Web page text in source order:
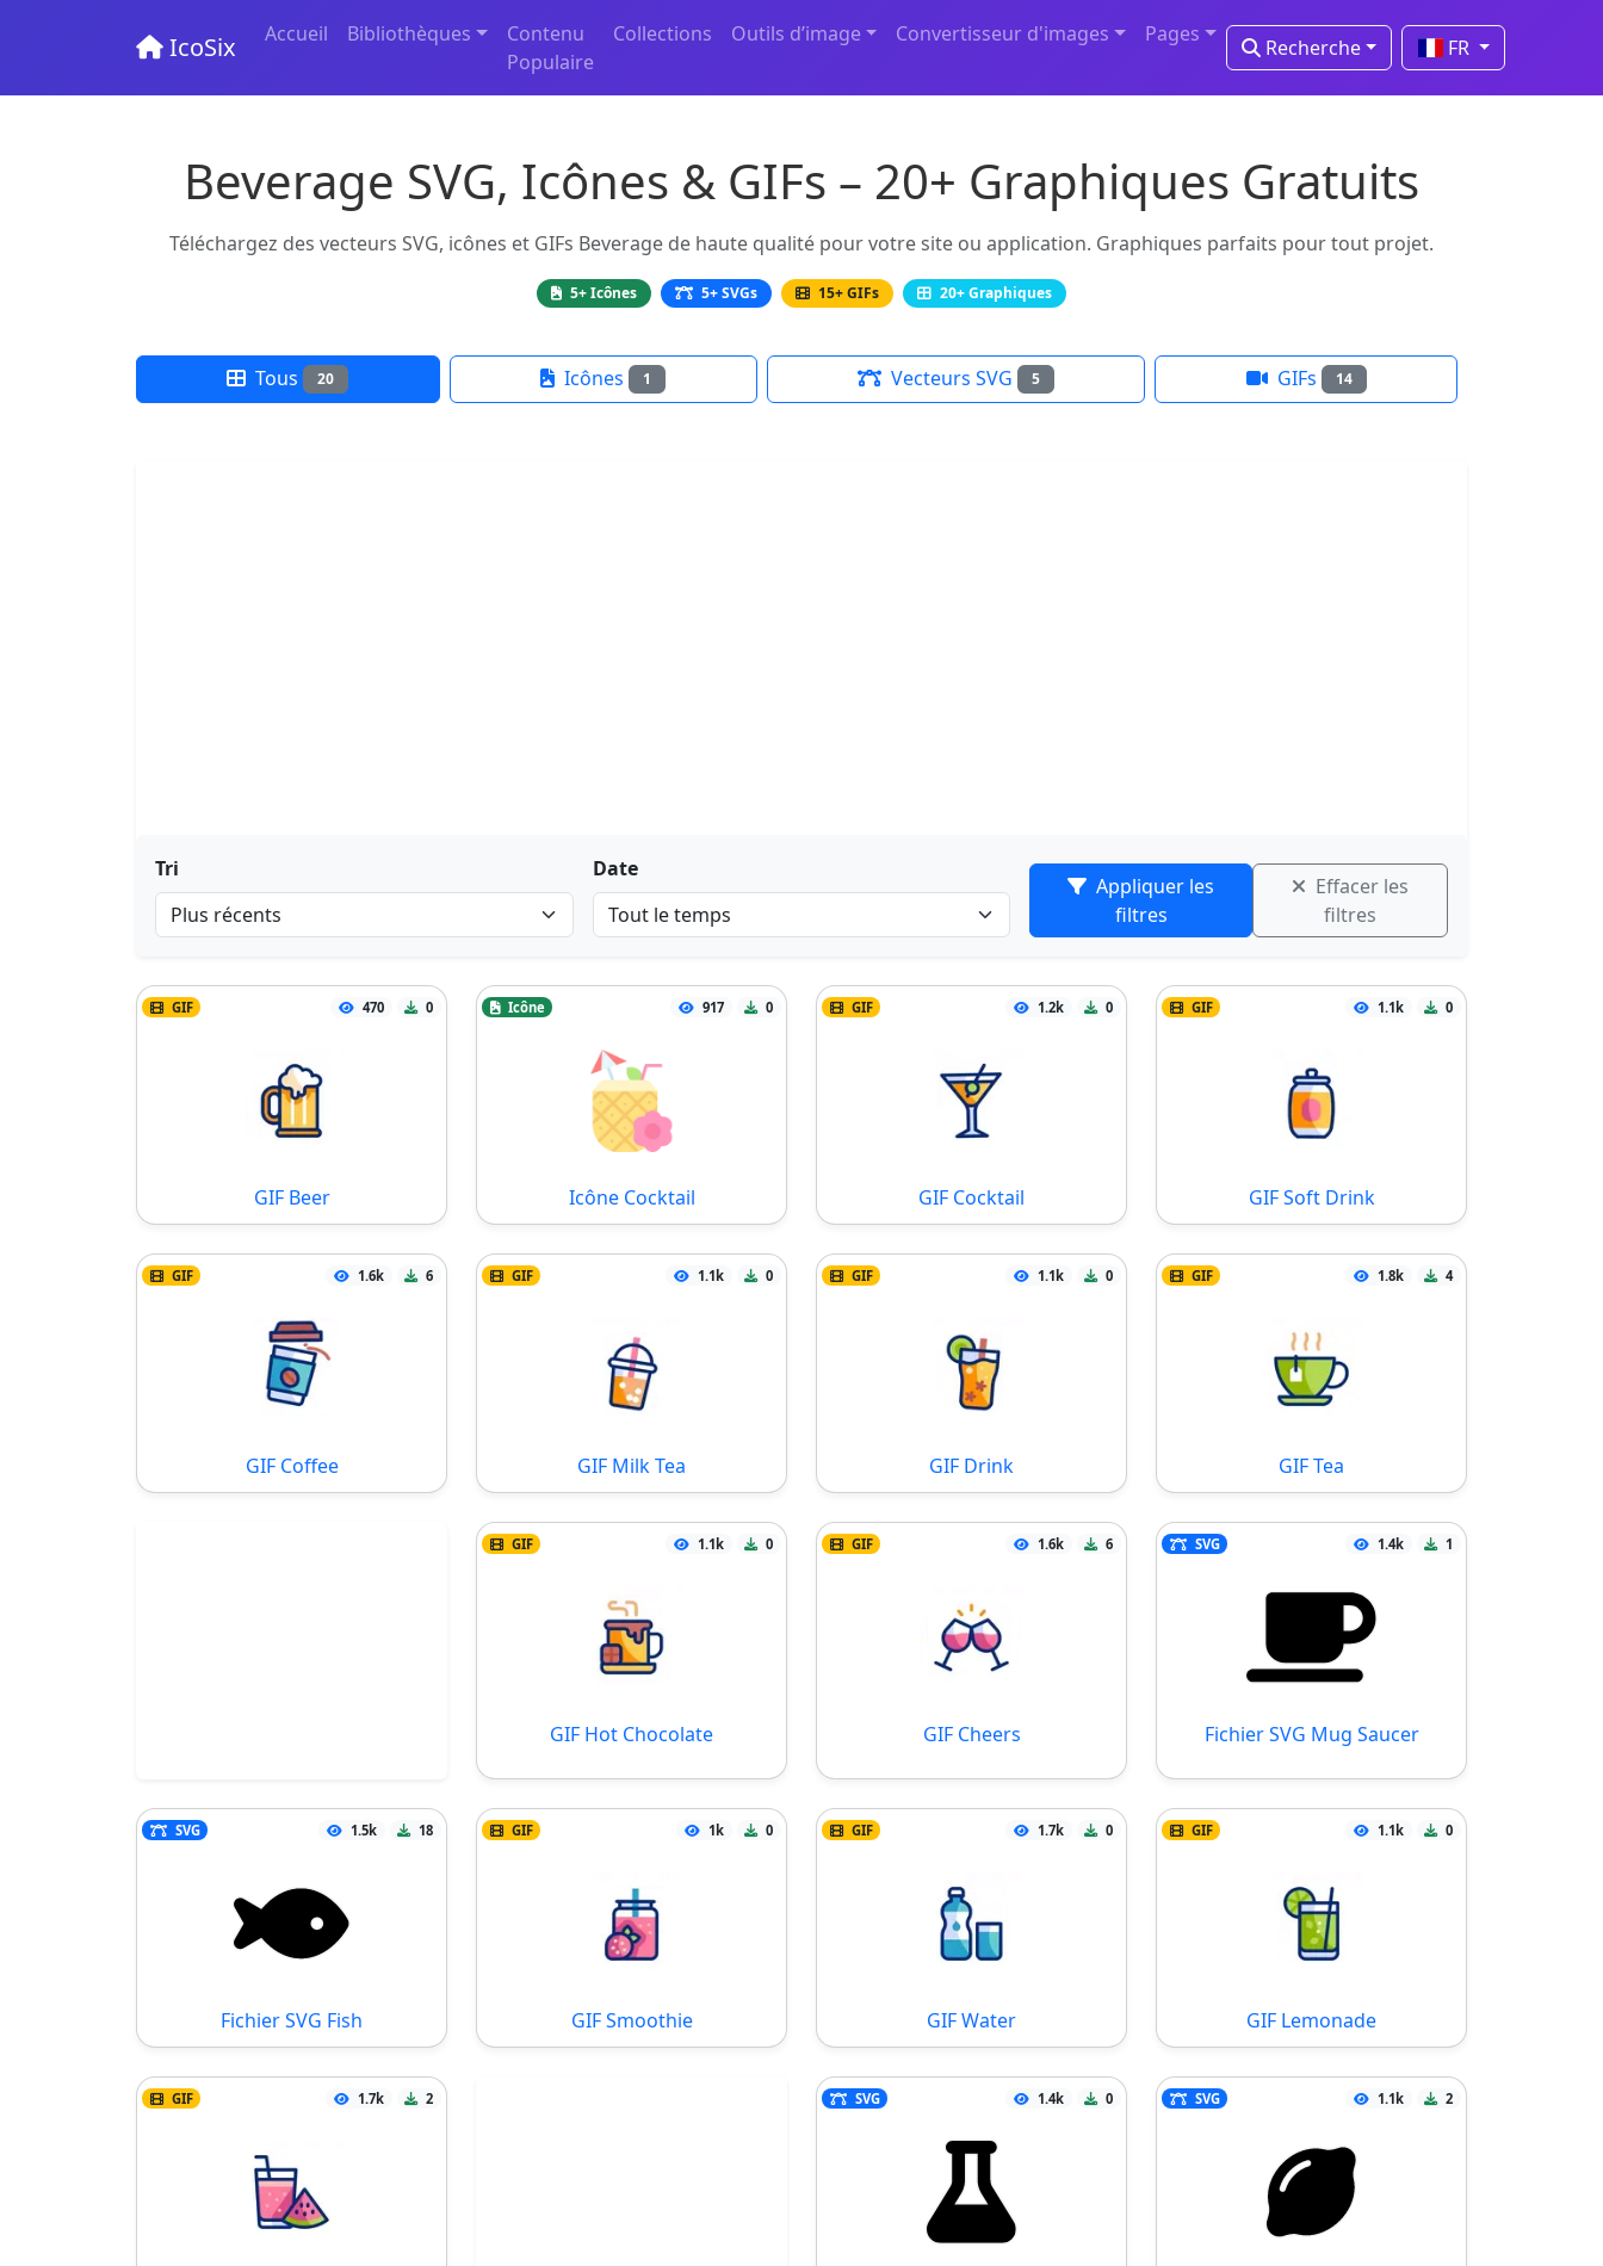
IcoSix Accueil Bibliothèques
Contenu
Populaire
Collections Outils d’image Convertisseur d'images Pages
Recherche FR
Beverage SVG, Icônes & GIFs – 20+ Graphiques Gratuits
Téléchargez des vecteurs SVG, icônes et GIFs Beverage de haute qualité pour votre site ou application. Graphiques parfaits pour tout projet.
5+ Icônes 5+ SVGs 15+ GIFs 20+ Graphiques
Tous 20 Icônes 1 Vecteurs SVG 5 GIFs 14
Tri Date
Appliquer les
filtres
Effacer les
filtres
GIF 470 0
GIF Beer
Icône 917 0
Icône Cocktail
GIF 1.2k 0
GIF Cocktail
GIF 1.1k 0
GIF Soft Drink
GIF 1.6k 6
GIF Coffee
GIF 1.1k 0
GIF Milk Tea
GIF 1.1k 0
GIF Drink
GIF 1.8k 4
GIF Tea
GIF 1.1k 0
GIF Hot Chocolate
GIF 1.6k 6
GIF Cheers
SVG 1.4k 1
Fichier SVG Mug Saucer
SVG 1.5k 18
Fichier SVG Fish
GIF 1k 0
GIF Smoothie
GIF 1.7k 0
GIF Water
GIF 1.1k 0
GIF Lemonade
GIF 1.7k 2 SVG 1.4k 0 SVG 1.1k 2